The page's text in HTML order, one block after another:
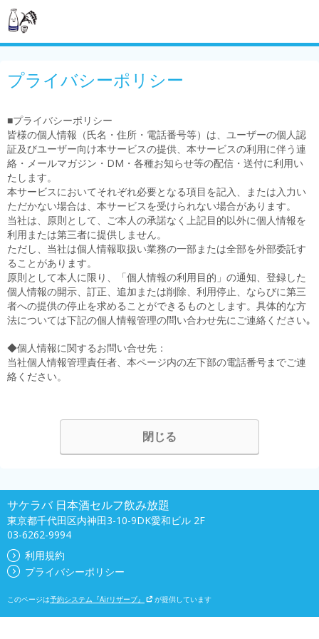
プライバシーポリシー
■プライバシーポリシー
皆様の個人情報（氏名・住所・電話番号等）は、ユーザーの個人認
証及びユーザー向け本サービスの提供、本サービスの利用に伴う連
絡・メールマガジン・DM・各種お知らせ等の配信・送付に利用い
たします。
本サービスにおいてそれぞれ必要となる項目を記入、または入力い
ただかない場合は、本サービスを受けられない場合があります。
当社は、原則として、ご本人の承諾なく上記目的以外に個人情報を
利用または第三者に提供しません。
ただし、当社は個人情報取扱い業務の一部または全部を外部委託す
ることがあります。
原則として本人に限り、「個人情報の利用目的」の通知、登録した
個人情報の開示、訂正、追加または削除、利用停止、ならびに第三
者への提供の停止を求めることができるものとします。具体的な方
法については下記の個人情報管理の問い合わせ先にご連絡ください｡
◆個人情報に関するお問い合せ先：
当社個人情報管理責任者、本ページ内の左下部の電話番号までご連
絡ください。
閉じる
サケラバ 日本酒セルフ飲み放題
東京都千代田区内神田3-10-9DK愛和ビル 2F
03-6262-9994
利用規約
プライバシーポリシー
このページは予約システム『Airリザーブ』 が提供しています